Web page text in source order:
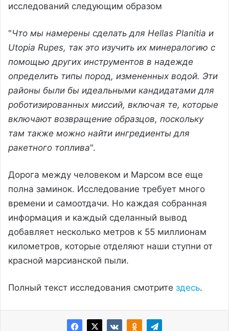
исследований следующим образом
"Что мы намерены сделать для Hellas Planitia и
Utopia Rupes, так это изучить их минералогию с
помощью других инструментов в надежде
определить типы пород, измененных водой. Эти
районы были бы идеальными кандидатами для
роботизированных миссий, включая те, которые
включают возвращение образцов, поскольку
там также можно найти ингредиенты для
ракетного топлива".
Дорога между человеком и Марсом все еще
полна заминок. Исследование требует много
времени и самоотдачи. Но каждая собранная
информация и каждый сделанный вывод
добавляет несколько метров к 55 миллионам
километров, которые отделяют наши ступни от
красной марсианской пыли.
Полный текст исследования смотрите здесь.